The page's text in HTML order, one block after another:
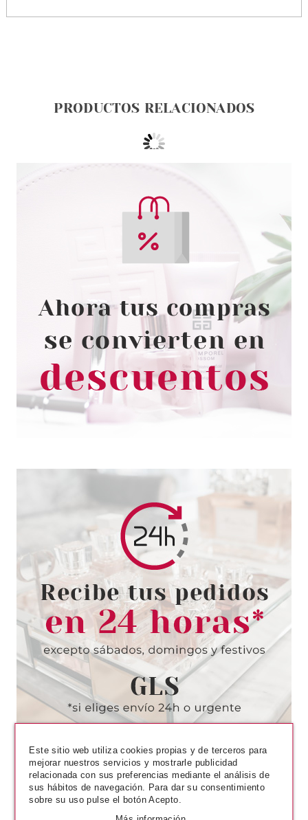
PRODUCTOS RELACIONADOS
CLARINS
CLARINS MULTI-INTENSIVE
JOUR CREMA DE NOCHE PIEL
SECA 50 ML
desde
122.00€
CLARINS
CLARINS COMFORT SCRUB
EXFOLIANTE EN ACEITE PARA
ROSTRO Y LABIOS 50 ML
Pvr 37.00€
-27%
desde
26.95€
Este sitio web utiliza cookies propias y de terceros para
mejorar nuestros servicios y mostrarle publicidad
relacionada con sus preferencias mediante el análisis de
sus hábitos de navegación. Para dar su consentimiento
sobre su uso pulse el botón Acepto.